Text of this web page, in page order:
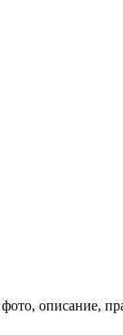
описание,